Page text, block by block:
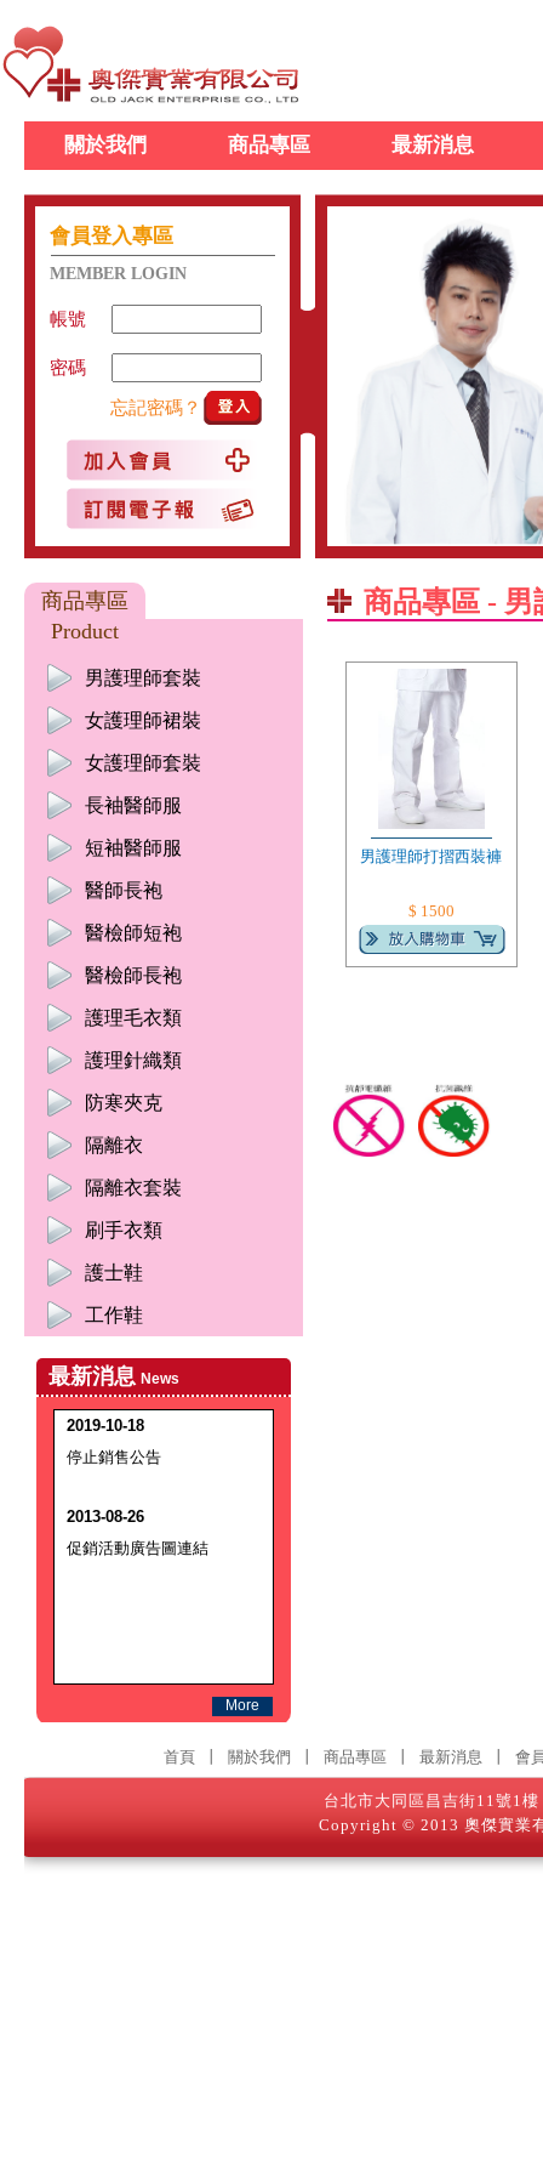
關於我們 商品專區 最新消息
會員登入專區
MEMBER LOGIN
帳號
密碼
忘記密碼？
商品專區
Product
男護理師套裝
女護理師裙裝
女護理師套裝
長袖醫師服
短袖醫師服
醫師長袍
醫檢師短袍
醫檢師長袍
護理毛衣類
護理針織類
防寒夾克
隔離衣
隔離衣套裝
刷手衣類
護士鞋
工作鞋
最新消息 News
2019-10-18
停止銷售公告
2013-08-26
促銷活動廣告圖連結
More
商品專區 -
男護理師打摺西裝褲
$ 1500
首頁 關於我們 商品專區 最新消息 會
台北市大同區昌吉街11號1
Copyright © 2013 奧傑實業